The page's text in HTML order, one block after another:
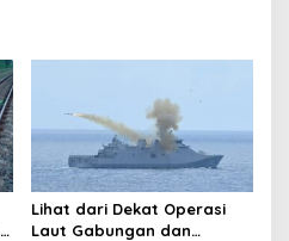
Lihat dari Dekat Operasi
Laut Gabungan dan